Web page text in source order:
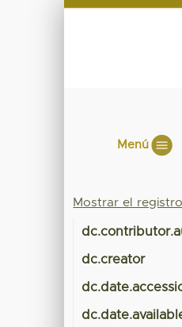
Menú
Mostrar el
dc.creator